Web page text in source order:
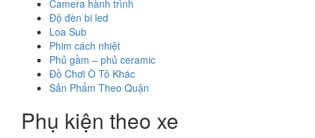
Camera hành trình
Độ đèn bi led
Loa Sub
Phim cách nhiệt
Phủ gầm – phủ ceramic
Đồ Chơi Ô Tô Khác
Sản Phẩm Theo Quận
Phụ kiện theo xe